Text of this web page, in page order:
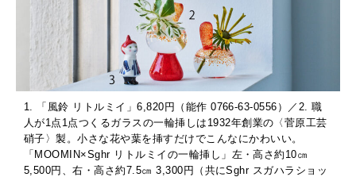
1. 「風鈴 リトルミイ」6,820円（能作 0766-63-0556）／2. 職
人が1点1点つくるガラスの一輪挿しは1932年創業の〈菅原工芸
硝子〉製。小さな花や葉を挿すだけでこんなにかわいい。
「MOOMIN×Sghr リトルミイの一輪挿し」左・高さ約10㎝
5,500円、右・高さ約7.5㎝ 3,300円（共にSghr スガハラショッ